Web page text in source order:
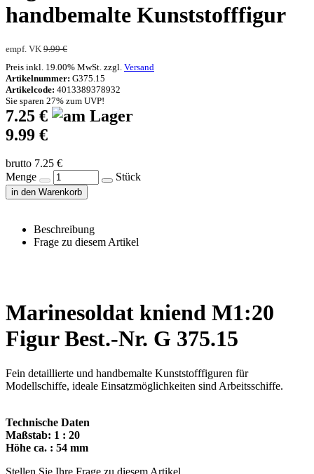
handbemalte Kunststofffigur
empf. VK 9.99 €
Preis inkl. 19.00% MwSt. zzgl. Versand
Artikelnummer: G375.15
Artikelcode: 4013389378932
Sie sparen 27% zum UVP!
7.25 €
9.99 €
brutto 7.25 €
Menge
Stück
in den Warenkorb
Beschreibung
Frage zu diesem Artikel
Marinesoldat kniend M1:20
Figur Best.-Nr. G 375.15
Fein detaillierte und handbemalte Kunststofffiguren für
Modellschiffe, ideale Einsatzmöglichkeiten sind Arbeitsschiffe.
Technische Daten
Maßstab: 1 : 20
Höhe ca. : 54 mm
Stellen Sie Ihre Frage zu diesem Artikel.